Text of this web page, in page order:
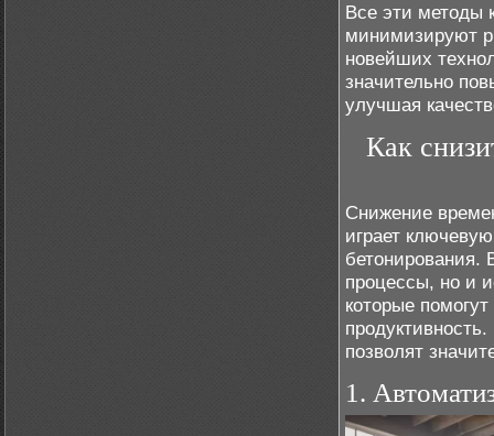
Все эти методы
минимизируют
новейших
значительно
улучшая
Как
Снижение
играет
бетонирования.
процессы, но и
которые
позволят
1.